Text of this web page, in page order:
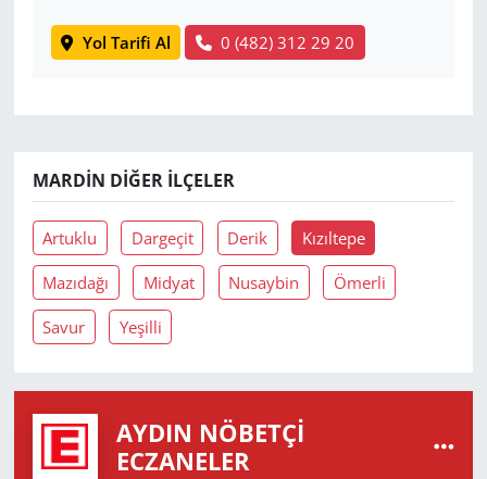
Yol Tarifi Al 0 (482) 312 29 20
MARDIN DIĞER İLÇELER
Artuklu Dargeçit Derik Kızıltepe
Mazıdağı Midyat Nusaybin Ömerli
Savur Yeşilli
AYDIN NÖBETÇI
ECZANELER